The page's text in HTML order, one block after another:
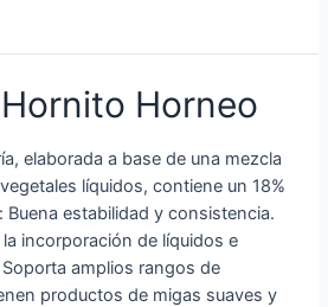
Horneo
elaborada a base de una mezcla
líquidos, contiene un 18%
Buena estabilidad y consistencia.
incorporación de líquidos e
amplios rangos de
productos de migas suaves y